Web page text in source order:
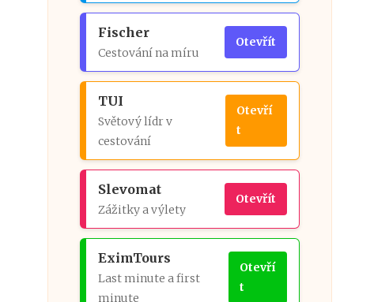
Fischer
Cestování na míru
Otevřít
TUI
Světový lídr v
cestování
Otevří
t
Slevomat
Zážitky a výlety
Otevřít
EximTours
Last minute a first
minute
Otevří
t